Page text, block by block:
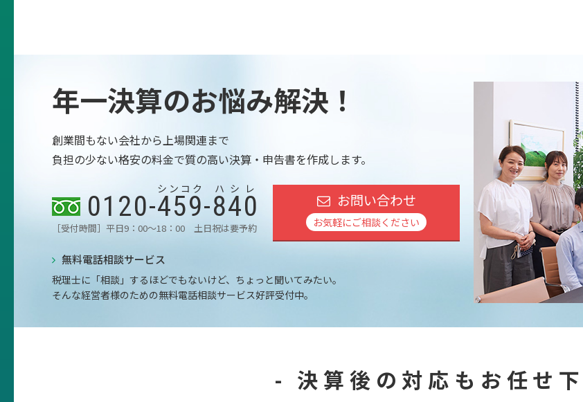
年一決算のお悩み解決！
創業間もない会社から上場関連まで
負担の少ない格安の料金で質の高い決算・申告書を作成します。
0120-459
シンコク
-840
ハシレ
［受付時間］平日9：00～18：00 土日祝は要予約
お問い合わせ
お気軽にご相談ください
無料電話相談サービス
税理士に「相談」するほどでもないけど、ちょっと聞いてみたい。
そんな経営者様のための無料電話相談サービス好評受付中。
- 決算後の対応もお任せ